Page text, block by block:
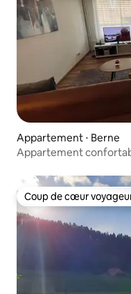
Appartement ⋅ Berne
Appartement
Coup de cœur
Coup de cœur